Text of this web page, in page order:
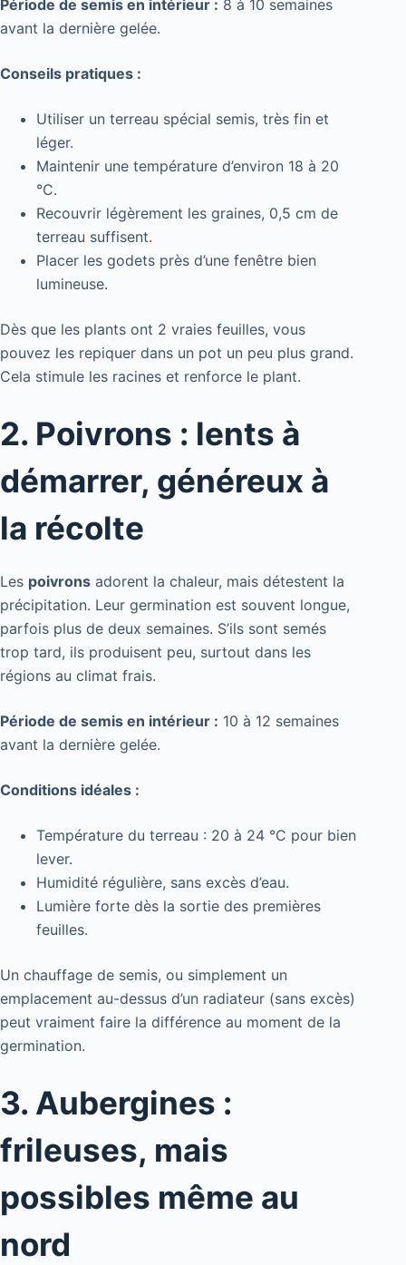
Période de semis en intérieur : 8 à 10 semaines
avant la dernière gelée.
Conseils pratiques :
Utiliser un terreau spécial semis, très fin et
léger.
Maintenir une température d’environ 18 à 20
°C.
Recouvrir légèrement les graines, 0,5 cm de
terreau suffisent.
Placer les godets près d’une fenêtre bien
lumineuse.
Dès que les plants ont 2 vraies feuilles, vous
pouvez les repiquer dans un pot un peu plus grand.
Cela stimule les racines et renforce le plant.
2. Poivrons : lents à
démarrer, généreux à
la récolte
Les poivrons adorent la chaleur, mais détestent la
précipitation. Leur germination est souvent longue,
parfois plus de deux semaines. S’ils sont semés
trop tard, ils produisent peu, surtout dans les
régions au climat frais.
Période de semis en intérieur : 10 à 12 semaines
avant la dernière gelée.
Conditions idéales :
Température du terreau : 20 à 24 °C pour bien
lever.
Humidité régulière, sans excès d’eau.
Lumière forte dès la sortie des premières
feuilles.
Un chauffage de semis, ou simplement un
emplacement au-dessus d’un radiateur (sans excès)
peut vraiment faire la différence au moment de la
germination.
3. Aubergines :
frileuses, mais
possibles même au
nord